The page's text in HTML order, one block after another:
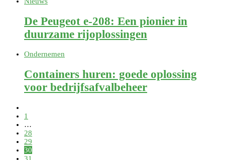
De Peugeot e-208: Een pionier in
duurzame rijoplossingen
Ondernemen
Containers huren: goede oplossing
voor bedrijfsafvalbeheer
1
…
28
29
30
31